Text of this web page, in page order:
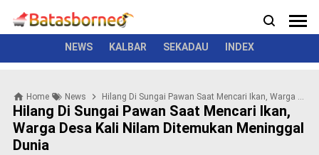
N
e
s
o
l
i
t
NEWS KALBAR SEKADAU INDEX
News Kriminal Seremonial
Home News Hilang Di Sungai Pawan Saat Mencari Ikan, Warga Desa Kali Nilam Ditemukan Meninggal Dunia
Hilang Di Sungai Pawan Saat Mencari Ikan,
Warga Desa Kali Nilam Ditemukan Meninggal
Dunia